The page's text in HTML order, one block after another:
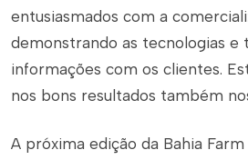
entusiasmados com a
demonstrando as tecnologias e
informações com os clientes.
nos bons resultados também
A próxima edição da Bahia